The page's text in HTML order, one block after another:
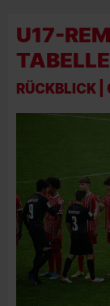
U17-
RÜCKBLICK